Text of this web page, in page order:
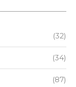
(32)
(34)
(87)